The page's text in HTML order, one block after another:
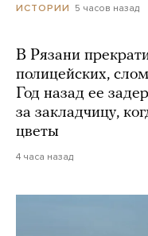
ИСТОРИИ 5 часов назад
В Рязани
полицейских,
Год назад ее
за закладчицу,
цветы
4 часа назад